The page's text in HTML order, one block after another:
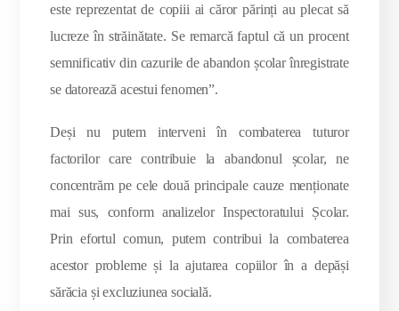
este reprezentat de copiii ai căror părinți au plecat să
lucreze în străinătate. Se remarcă faptul că un procent
semnificativ din cazurile de abandon școlar înregistrate
se datorează acestui fenomen”.
Deși nu putem interveni în combaterea tuturor
factorilor care contribuie la abandonul școlar, ne
concentrăm pe cele două principale cauze menționate
mai sus, conform analizelor Inspectoratului Școlar.
Prin efortul comun, putem contribui la combaterea
acestor probleme și la ajutarea copiilor în a depăși
sărăcia și excluziunea socială.